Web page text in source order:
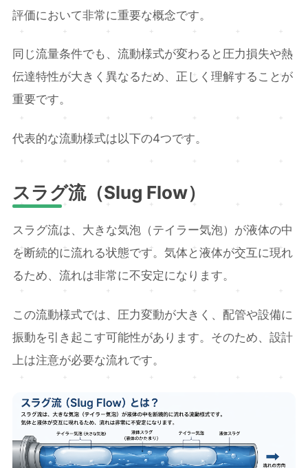
評価において非常に重要な概念です。
同じ流量条件でも、流動様式が変わると圧力損失や熱
伝達特性が大きく異なるため、正しく理解することが
重要です。
代表的な流動様式は以下の4つです。
スラグ流（Slug Flow）
スラグ流は、大きな気泡（テイラー気泡）が液体の中
を断続的に流れる状態です。気体と液体が交互に現れ
るため、流れは非常に不安定になります。
この流動様式では、圧力変動が大きく、配管や設備に
振動を引き起こす可能性があります。そのため、設計
上は注意が必要な流れです。